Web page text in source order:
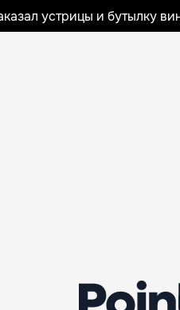
устрицы и бутылку